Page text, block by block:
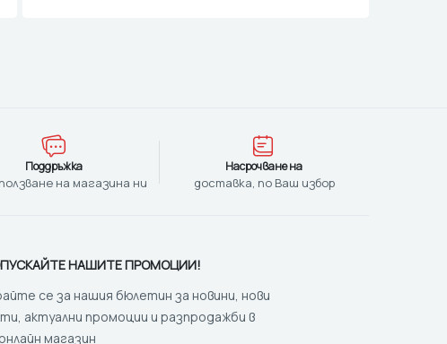
Поддръжка
на магазина ни
Насрочване на
доставка, по Ваш избор
НАШИТЕ ПРОМОЦИИ!
се за нашия бюлетин за новини, нови
актуални промоции и разпродажби в
магазин